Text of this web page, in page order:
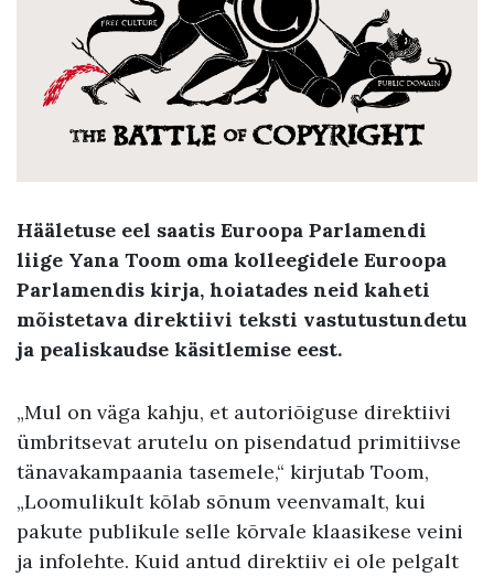
Hääletuse eel saatis Euroopa Parlamendi
liige Yana Toom oma kolleegidele Euroopa
Parlamendis kirja, hoiatades neid kaheti
mõistetava direktiivi teksti vastutustundetu
ja pealiskaudse käsitlemise eest.
„Mul on väga kahju, et autoriõiguse direktiivi
ümbritsevat arutelu on pisendatud primitiivse
tänavakampaania tasemele,“ kirjutab Toom,
„Loomulikult kõlab sõnum veenvamalt, kui
pakute publikule selle kõrvale klaasikese veini
ja infolehte. Kuid antud direktiiv ei ole pelgalt